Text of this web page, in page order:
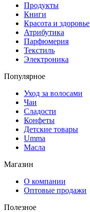
Продукты
Книги
Красота и здоровье
Атрибутика
Парфюмерия
Текстиль
Электроника
Популярное
Уход за волосами
Чаи
Сладости
Конфеты
Детские товары
Umma
Масла
Магазин
О компании
Оптовые продажи
Полезное